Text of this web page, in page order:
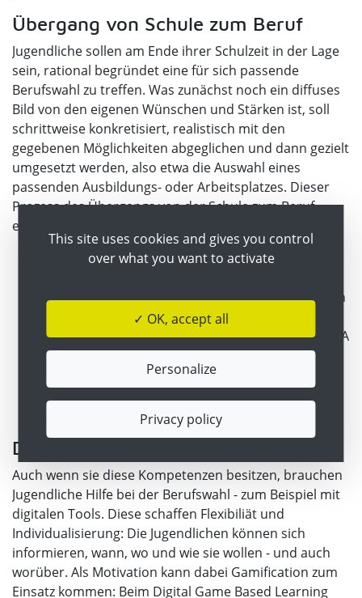
Übergang von Schule zum Beruf
Jugendliche sollen am Ende ihrer Schulzeit in der Lage
sein, rational begründet eine für sich passende
Berufswahl zu treffen. Was zunächst noch ein diffuses
Bild von den eigenen Wünschen und Stärken ist, soll
schrittweise konkretisiert, realistisch mit den
gegebenen Möglichkeiten abgeglichen und dann gezielt
umgesetzt werden, also etwa die Auswahl eines
passenden Ausbildungs- oder Arbeitsplatzes. Dieser
Prozess des Übergangs von der Schule zum Beruf
erfordert verschiedene Kompetenzen:
Berufliches Selbstkonzept: Kenntnis der eigenen
Berufswahlsicherheit: Kenntnis der Möglichkeiten
am Ausbildungs- und Arbeitsmarkt
Flexibilität: Offenheit für Alternativen, wenn Plan A
nicht funktioniert
Berufswahlengagement: Selbst aktiv suchen
umsetzen zu können
Digitale Unterstützung
Auch wenn sie diese Kompetenzen besitzen, brauchen
Jugendliche Hilfe bei der Berufswahl - zum Beispiel mit
digitalen Tools. Diese schaffen Flexibiliät und
Individualisierung: Die Jugendlichen können sich
informieren, wann, wo und wie sie wollen - und auch
worüber. Als Motivation kann dabei Gamification zum
Einsatz kommen: Beim Digital Game Based Learning
This site uses cookies and gives you control
over what you want to activate
✓ OK, accept all
Personalize
Privacy policy